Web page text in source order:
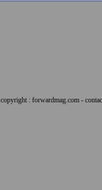
copyright : forwardmag.com -